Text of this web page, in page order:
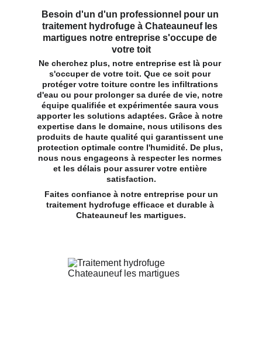
Besoin d'un d'un professionnel pour un
traitement hydrofuge à Chateauneuf les
martigues notre entreprise s'occupe de
votre toit
Ne cherchez plus, notre entreprise est là pour
s'occuper de votre toit. Que ce soit pour
protéger votre toiture contre les infiltrations
d'eau ou pour prolonger sa durée de vie, notre
équipe qualifiée et expérimentée saura vous
apporter les solutions adaptées. Grâce à notre
expertise dans le domaine, nous utilisons des
produits de haute qualité qui garantissent une
protection optimale contre l'humidité. De plus,
nous nous engageons à respecter les normes
et les délais pour assurer votre entière
satisfaction.
traitement hydrofuge efficace et durable à
Chateauneuf les martigues.